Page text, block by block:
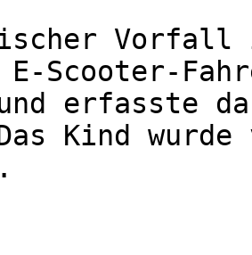
Vorfall
Scooter-
erfasste
Kind